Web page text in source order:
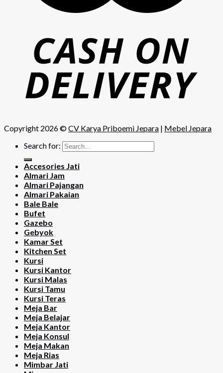
Copyright 2026 ©CV Karya Priboemi Jepara | Mebel Jepara
Search for:
Accesories Jati
Almari Jam
Almari Pajangan
Almari Pakaian
Bale Bale
Bufet
Gazebo
Gebyok
Kamar Set
Kitchen Set
Kursi
Kursi Kantor
Kursi Malas
Kursi Tamu
Kursi Teras
Meja Bar
Meja Belajar
Meja Kantor
Meja Konsul
Meja Makan
Meja Rias
Mimbar Jati